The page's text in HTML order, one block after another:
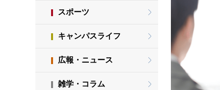
スポーツ
キャンパスライフ
広報・ニュース
雑学・コラム